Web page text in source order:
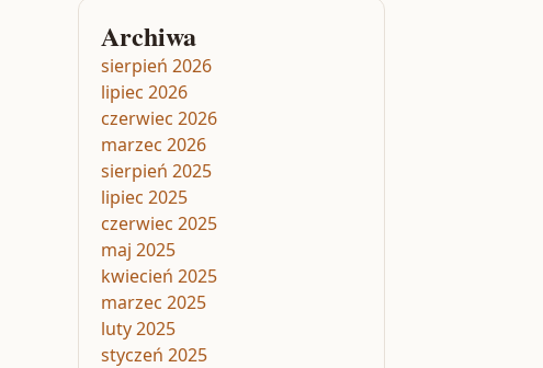
Archiwa
sierpień 2026
lipiec 2026
czerwiec 2026
marzec 2026
sierpień 2025
lipiec 2025
czerwiec 2025
maj 2025
kwiecień 2025
marzec 2025
luty 2025
styczeń 2025